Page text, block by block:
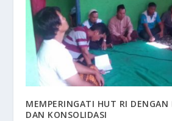
MEMPERINGATI HUT RI DENGAN
DAN KONSOLIDASI